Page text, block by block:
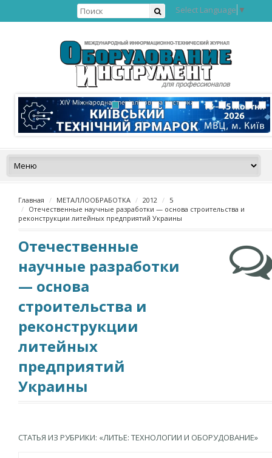
Select Language ▼
Главная МЕТАЛЛООБРАБОТКА 2012
5
Отечественные научные разработки — основа строительства и
реконструкции литейных предприятий Украины
Отечественные
научные разработки
— основа
строительства и
реконструкции
литейных
предприятий
Украины
СТАТЬЯ ИЗ РУБРИКИ: «ЛИТЬЕ: ТЕХНОЛОГИИ И ОБОРУДОВАНИЕ»